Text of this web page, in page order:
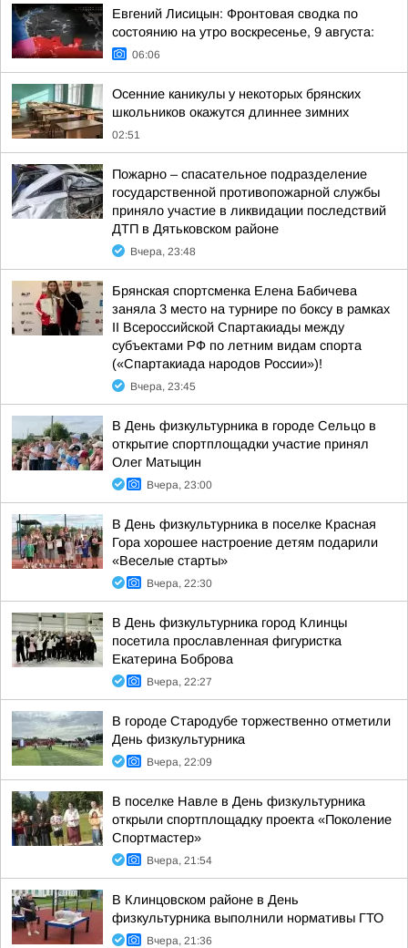
Евгений Лисицын: Фронтовая сводка по
состоянию на утро воскресенье, 9 августа:
06:06
Осенние каникулы у некоторых брянских
школьников окажутся длиннее зимних
02:51
Пожарно – спасательное подразделение
государственной противопожарной службы
приняло участие в ликвидации последствий
ДТП в Дятьковском районе
Вчера, 23:48
Брянская спортсменка Елена Бабичева
заняла 3 место на турнире по боксу в рамках
II Всероссийской Спартакиады между
субъектами РФ по летним видам спорта
(«Спартакиада народов России»)!
Вчера, 23:45
В День физкультурника в городе Сельцо в
открытие спортплощадки участие принял
Олег Матыцин
Вчера, 23:00
В День физкультурника в поселке Красная
Гора хорошее настроение детям подарили
«Веселые старты»
Вчера, 22:30
В День физкультурника город Клинцы
посетила прославленная фигуристка
Екатерина Боброва
Вчера, 22:27
В городе Стародубе торжественно отметили
День физкультурника
Вчера, 22:09
В поселке Навле в День физкультурника
открыли спортплощадку проекта «Поколение
Спортмастер»
Вчера, 21:54
В Клинцовском районе в День
физкультурника выполнили нормативы ГТО
Вчера, 21:36